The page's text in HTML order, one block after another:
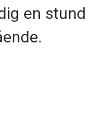
en stund